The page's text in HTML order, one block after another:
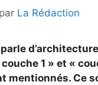
par La Rédaction
parle
1 » et «
mentionnés. Ce